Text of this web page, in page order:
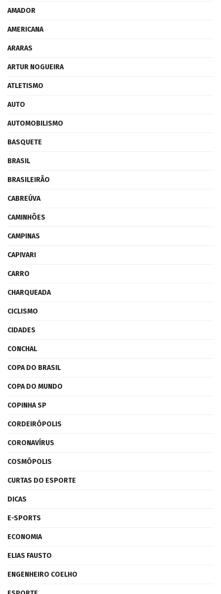
AMADOR
AMERICANA
ARARAS
ARTUR NOGUEIRA
ATLETISMO
AUTO
AUTOMOBILISMO
BASQUETE
BRASIL
BRASILEIRÃO
CABREÚVA
CAMINHÕES
CAMPINAS
CAPIVARI
CARRO
CHARQUEADA
CICLISMO
CIDADES
CONCHAL
COPA DO BRASIL
COPA DO MUNDO
COPINHA SP
CORDEIRÓPOLIS
CORONAVÍRUS
COSMÓPOLIS
CURTAS DO ESPORTE
DICAS
E-SPORTS
ECONOMIA
ELIAS FAUSTO
ENGENHEIRO COELHO